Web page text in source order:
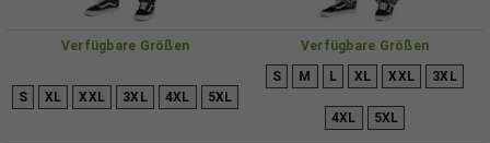
Verfügbare Größen
S XL XXL 3XL 4XL 5XL
Verfügbare Größen
S M L XL XXL 3XL
4XL 5XL